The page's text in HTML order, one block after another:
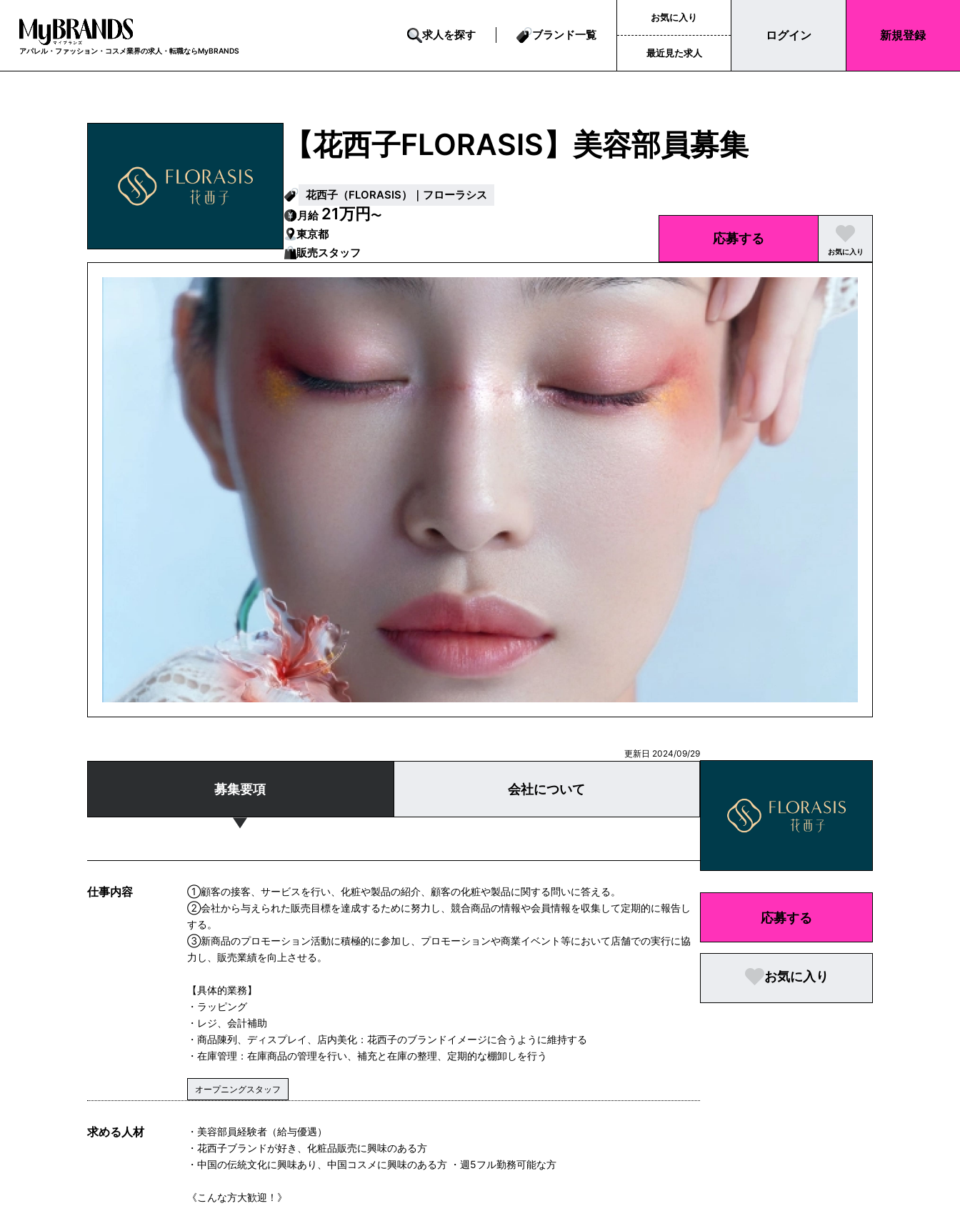
アパレル・ファッション・コスメ業界の求人・転職ならMyBRANDS
求人を探す ブランド一覧
お気に入り
最近見た求人
ログイン 新規登録
【花西子FLORASIS】美容部員募集
花西子（FLORASIS）｜フローラシス
月給 21万円〜
東京都
販売スタッフ
応募する
お気に入り
更新日 2024/09/29
募集要項 会社について
仕事内容
①顧客の接客、サービスを行い、化粧や製品の紹介、顧客の化粧や製品に関する問いに答える。
②会社から与えられた販売目標を達成するために努力し、競合商品の情報や会員情報を収集して定期的に報告し
する。
③新商品のプロモーション活動に積極的に参加し、プロモーションや商業イベント等において店舗での実行に協
力し、販売業績を向上させる。
【具体的業務】
・ラッピング
・レジ、会計補助
・商品陳列、ディスプレイ、店内美化：花西子のブランドイメージに合うように維持する
・在庫管理：在庫商品の管理を行い、補充と在庫の整理、定期的な棚卸しを行う
オープニングスタッフ
求める人材
・美容部員経験者（給与優遇）
・花西子ブランドが好き、化粧品販売に興味のある方
・中国の伝統文化に興味あり、中国コスメに興味のある方 ・週5フル勤務可能な方
《こんな方大歓迎！》
応募する
お気に入り